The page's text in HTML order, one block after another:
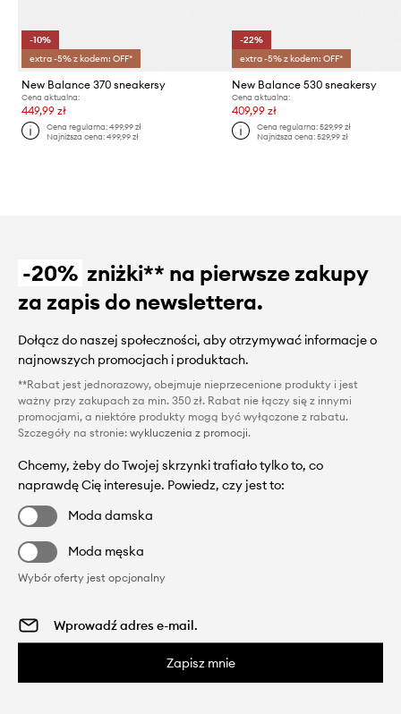
-10%
extra -5% z kodem: OFF*
New Balance 370 sneakersy
Cena aktualna:
449,99 zł
Cena regularna:499,99 zł
Najniższa cena:499,99 zł
-22%
extra -5% z kodem: OFF*
New Balance 530 sneakersy
Cena aktualna:
409,99 zł
Cena regularna: 529,99 zł
Najniższa cena: 529,99 zł
-20% zniżki** na pierwsze zakupy
za zapis do newslettera.
Dołącz do naszej społeczności, aby otrzymywać informacje o
najnowszych promocjach i produktach.
**Rabat jest jednorazowy, obejmuje nieprzecenione produkty i jest
ważny przy zakupach za min. 350 zł. Rabat nie łączy się z innymi
promocjami, a niektóre produkty mogą być wyłączone z rabatu.
Szczegóły na stronie: wykluczenia z promocji.
Chcemy, żeby do Twojej skrzynki trafiało tylko to, co
naprawdę Cię interesuje. Powiedz, czy jest to:
Moda damska
Moda męska
Wybór oferty jest opcjonalny
Zapisz mnie